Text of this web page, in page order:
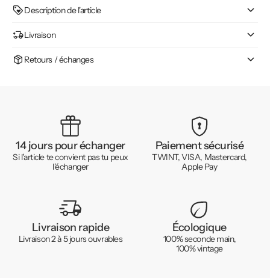
Description de l'article
Livraison
Retours / échanges
14 jours pour échanger
Si l'article te convient pas tu peux
l'échanger
Paiement sécurisé
TWINT, VISA, Mastercard,
Apple Pay
Livraison rapide
Livraison 2 à 5 jours ouvrables
Écologique
100% seconde main,
100% vintage